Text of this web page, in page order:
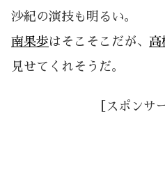
沙紀の演技も明るい。
南果歩はそこそこだが、 高
見せてくれそうだ。
［スポンサ